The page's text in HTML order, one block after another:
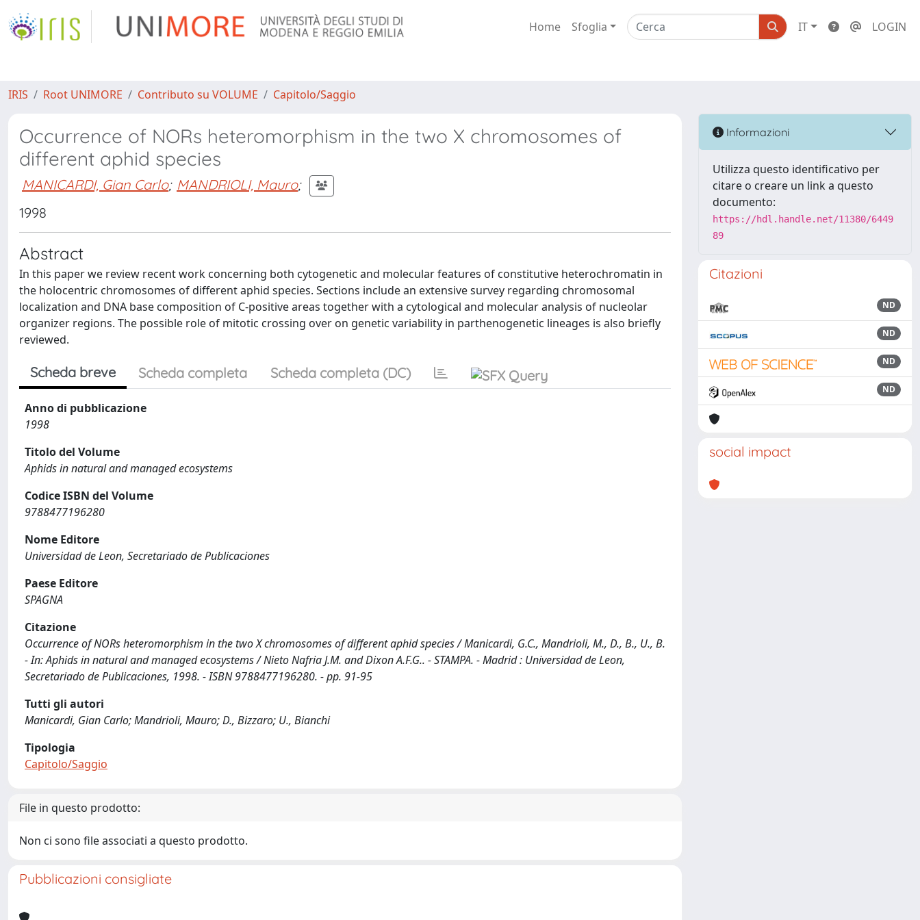
Home Sfoglia IT LOGIN
IRIS Root UNIMORE Contributo su VOLUME Capitolo/Saggio
Occurrence of NORs heteromorphism in the two X chromosomes of
different aphid species
MANICARDI, Gian Carlo; MANDRIOLI, Mauro;
1998
Abstract
In this paper we review recent work concerning both cytogenetic and molecular features of constitutive heterochromatin in
the holocentric chromosomes of different aphid species. Sections include an extensive survey regarding chromosomal
localization and DNA base composition of C-positive areas together with a cytological and molecular analysis of nucleolar
organizer regions. The possible role of mitotic crossing over on genetic variability in parthenogenetic lineages is also briefly
reviewed.
Scheda breve Scheda completa Scheda completa (DC)
Anno di pubblicazione
1998
Titolo del Volume
Aphids in natural and managed ecosystems
Codice ISBN del Volume
9788477196280
Nome Editore
Universidad de Leon, Secretariado de Publicaciones
Paese Editore
SPAGNA
Citazione
Occurrence of NORs heteromorphism in the two X chromosomes of different aphid species / Manicardi, G.C., Mandrioli, M., D., B., U., B.
- In: Aphids in natural and managed ecosystems / Nieto Nafria J.M. and Dixon A.F.G.. - STAMPA. - Madrid : Universidad de Leon,
Secretariado de Publicaciones, 1998. - ISBN 9788477196280. - pp. 91-95
Tutti gli autori
Manicardi, Gian Carlo; Mandrioli, Mauro; D., Bizzaro; U., Bianchi
Tipologia
Capitolo/Saggio
File in questo prodotto:
Non ci sono file associati a questo prodotto.
Pubblicazioni consigliate
Informazioni
Utilizza questo identificativo per
citare o creare un link a questo
documento:
https://hdl.handle.net/11380/6449
89
Citazioni
ND
ND
ND
ND
social impact